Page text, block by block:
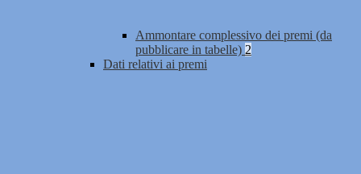
Ammontare complessivo dei premi (da
pubblicare in tabelle) 2
Dati relativi ai premi